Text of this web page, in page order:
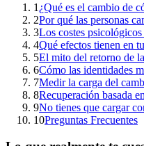
1 ¿Qué es el cambio de
2Por qué las personas
3Los costes
4Qué efectos tienen en
5El mito del retorno de
6Cómo las identidades
7Medir la carga del
8Recuperación basada
9No tienes que cargar
10Preguntas Frecuentes